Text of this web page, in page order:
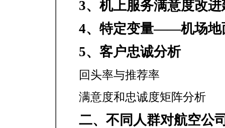
3、机上服务满意度改进
4、特定变量——机场地
5、客户忠诚分析
回头率与推荐率
满意度和忠诚度矩阵分析
二、不同人群对航空公